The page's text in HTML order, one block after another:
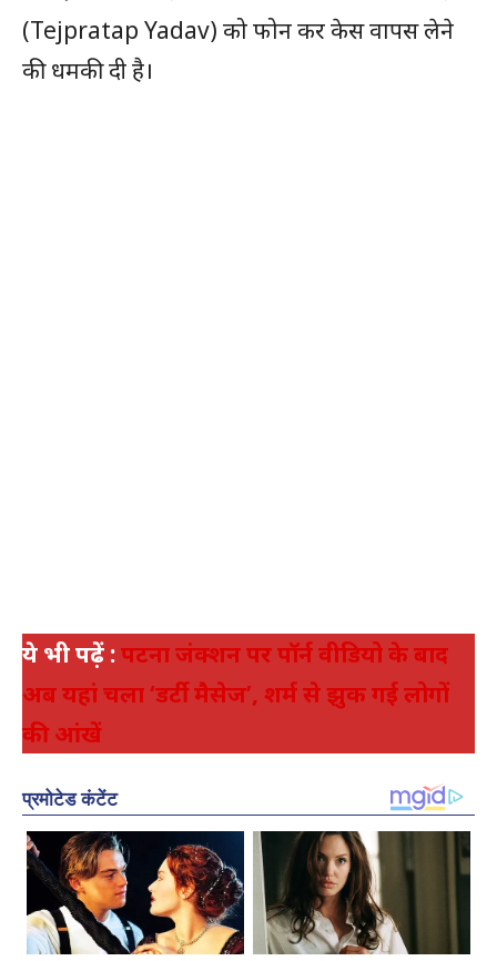
(Tejpratap Yadav) को फोन कर केस वापस लेने
की धमकी दी है।
ये भी पढ़ें :पटना जंक्शन पर पॉर्न वीडियो के बाद
अब यहां चला ‘डर्टी मैसेज’, शर्म से झुक गई लोगों
की आंखें